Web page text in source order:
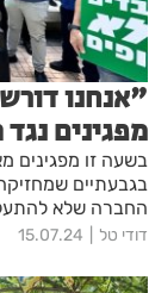
"אנחנו
מפגינים
בשעה זו מפגינים
בגבעתיים
החברה שלא
האדירה של אגד
דודי טל 15.07.24